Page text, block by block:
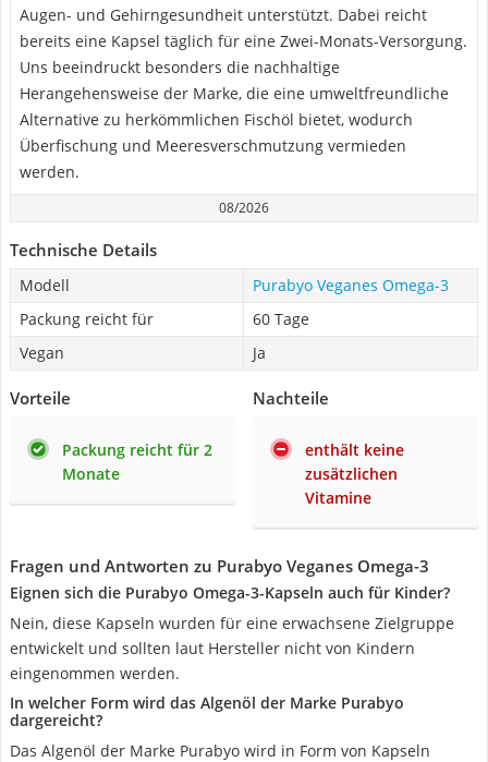
Augen- und Gehirngesundheit unterstützt. Dabei reicht
bereits eine Kapsel täglich für eine Zwei-Monats-Versorgung.
Uns beeindruckt besonders die nachhaltige
Herangehensweise der Marke, die eine umweltfreundliche
Alternative zu herkömmlichen Fischöl bietet, wodurch
Überfischung und Meeresverschmutzung vermieden
werden.
08/2026
Technische Details
Modell
Purabyo Veganes Omega-3
Packung reicht für
60 Tage
Vegan
Ja
Vorteile
Packung reicht für 2
Monate
Nachteile
enthält keine
zusätzlichen
Vitamine
Fragen und Antworten zu Purabyo Veganes Omega-3
Eignen sich die Purabyo Omega-3-Kapseln auch für Kinder?
Nein, diese Kapseln wurden für eine erwachsene Zielgruppe
entwickelt und sollten laut Hersteller nicht von Kindern
eingenommen werden.
In welcher Form wird das Algenöl der Marke Purabyo
dargereicht?
Das Algenöl der Marke Purabyo wird in Form von Kapseln